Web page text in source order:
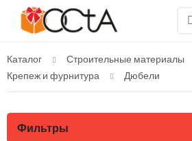
Каталог
Строительные материалы
Крепеж и фурнитура
Дюбели
Фильтры